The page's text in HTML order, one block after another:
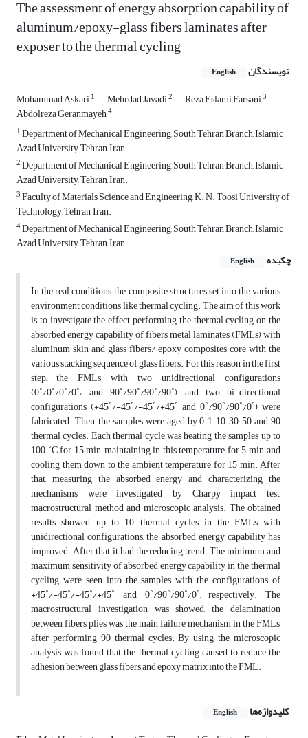
The assessment of energy absorption capability of
aluminum/epoxy-glass fibers laminates after
exposer to the thermal cycling
نویسندگان English
Mohammad Askari1 Mehrdad Javadi2 Reza Eslami Farsani3
Abdolreza Geranmayeh4
1Department of Mechanical Engineering, South Tehran Branch, Islamic
Azad University, Tehran, Iran.
2Department of Mechanical Engineering, South Tehran Branch, Islamic
Azad University, Tehran, Iran.
3Faculty of Materials Science and Engineering, K. N. Toosi University of
Technology, Tehran, Iran.
4Department of Mechanical Engineering, South Tehran Branch, Islamic
Azad University, Tehran, Iran.
چکیده
English
In the real conditions, the composite structures set into the various
environment conditions like thermal cycling. The aim of this work
is to investigate the effect performing the thermal cycling on the
absorbed energy capability of fibers metal laminates (FMLs) with
aluminum skin and glass fibers/ epoxy composites core with the
various stacking sequence of glass fibers. For this reason, in the first
step, the FMLs with two unidirectional configurations
(0˚/0˚/0˚/0˚، and 90˚/90˚/90˚/90˚) and two bi-directional
configurations (+45˚/-45˚/-45˚/+45˚ and 0˚/90˚/90˚/0˚) were
fabricated. Then, the samples were aged by 0, 1, 10, 30, 50 and 90
thermal cycles. Each thermal cycle was heating the samples up to
100 ˚C for 15 min, maintaining in this temperature for 5 min, and
cooling them down to the ambient temperature for 15 min. After
that, measuring the absorbed energy and characterizing the
mechanisms were investigated by Charpy impact test,
macrostructural method and microscopic analysis. The obtained
results showed, up to 10 thermal cycles in the FMLs with
unidirectional configurations, the absorbed energy capability has
improved. After that, it had the reducing trend. The minimum and
maximum sensitivity of absorbed energy capability in the thermal
cycling were seen into the samples with the configurations of
+45˚/-45˚/-45˚/+45˚ and 0˚/90˚/90˚/0˚, respectively. The
macrostructural investigation was showed, the delamination
between fibers plies was the main failure mechanism in the FMLs,
after performing 90 thermal cycles. By using the microscopic
analysis was found that the thermal cycling caused to reduce the
adhesion between glass fibers and epoxy matrix into the FML.
کلیدواژه‌ها English